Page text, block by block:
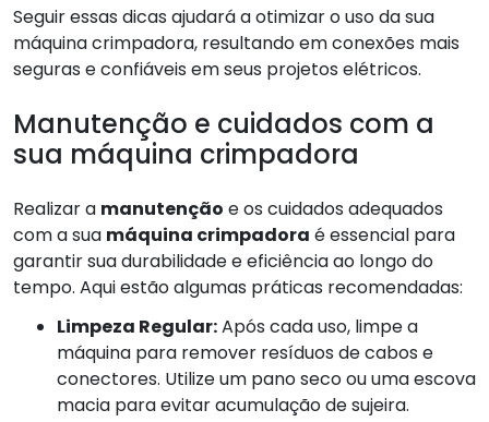
Seguir essas dicas ajudará a otimizar o uso da sua
máquina crimpadora, resultando em conexões mais
seguras e confiáveis em seus projetos elétricos.
Manutenção e cuidados com a
sua máquina crimpadora
Realizar a manutenção e os cuidados adequados
com a sua máquina crimpadora é essencial para
garantir sua durabilidade e eficiência ao longo do
tempo. Aqui estão algumas práticas recomendadas:
Limpeza Regular:Após cada uso, limpe a
máquina para remover resíduos de cabos e
conectores. Utilize um pano seco ou uma escova
macia para evitar acumulação de sujeira.